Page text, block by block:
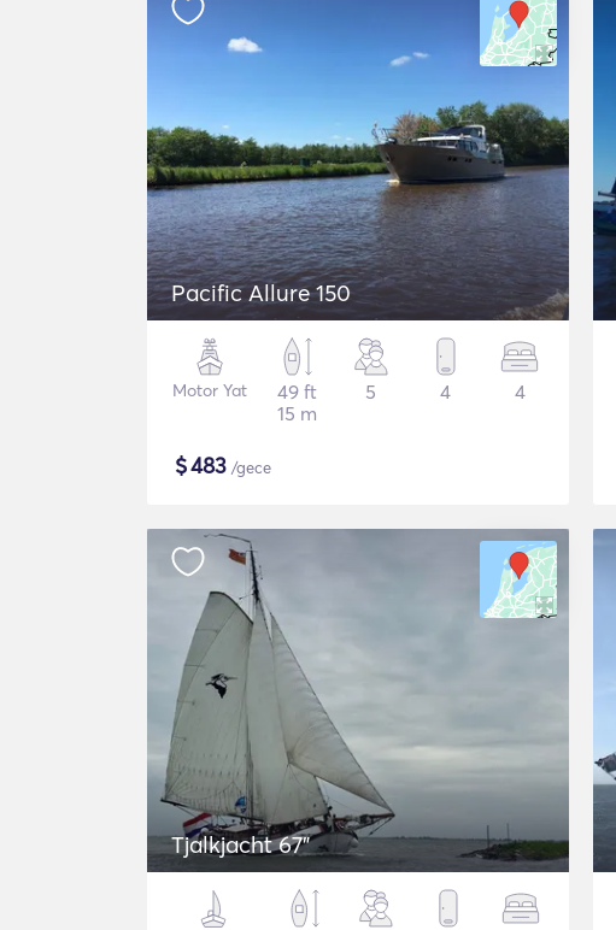
Pacific Allure 150
Motor Yat
49 ft
15 m
5 4 4
$483 /gece
Tjalkjacht 67"